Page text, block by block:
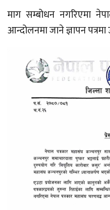
माग सम्बोधन नगरिएमा
आन्दोलनमा जाने ज्ञापन